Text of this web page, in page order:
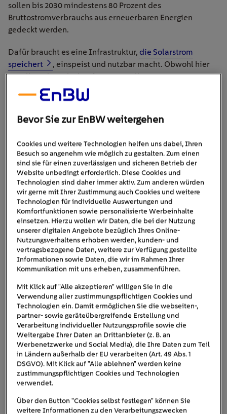
sollen bis 2030 mindestens 80 Prozent des
Bruttostromverbrauchs aus erneuerbaren Energien
gedeckt werden.
Dafür braucht es eine Infrastruktur, die Solarstrom
speichert
, einspeist und nutzbar macht. Obwohl hier
vor allem die Politik gefragt ist, stellen
Energieunternehmen wie EnBW die Weichen, um
Solarenergie günstig und effizient zur Verfügung zu
konstante Strompreise und umweltfreundliche Energie verlassen.
Wie funktioniert die Solaranlagen-Miete?
WerSolarenergie nutzenwill, kann Solaranlagen kaufen
oder Photovoltaik zur Miete beziehen.Ein Vorteil: Bei der
Solaranlagenmiete fallen für Sie keine großen
Anschaffungskosten wie beim Kauf einer Photovoltaik-
Anlage an. Sie schließen einen Mietvertrag mit einem
Anbieter ab und zahlen eine für etwa 15 bis 20 Jahre
monatliche Miete. Darin sind meistens die Kosten für
Bevor Sie zur EnBW weitergehen
Cookies und weitere Technologien helfen uns dabei, Ihren
Besuch so angenehm wie möglich zu gestalten. Zum einen
sind sie für einen zuverlässigen und sicheren Betrieb der
Website unbedingt erforderlich. Diese Cookies und
Technologien sind daher immer aktiv. Zum anderen würden
wir gerne mit Ihrer Zustimmung auch Cookies und weitere
Technologien für individuelle Auswertungen und
Komfortfunktionen sowie personalisierte Werbeinhalte
einsetzen. Hierzu wollen wir Daten, die bei der Nutzung
unserer digitalen Angebote bezüglich Ihres Online-
Nutzungsverhaltens erhoben werden, kunden- und
vertragsbezogene Daten, weitere zur Verfügung gestellte
Informationen sowie Daten, die wir im Rahmen Ihrer
Kommunikation mit uns erheben, zusammenführen.
Mit Klick auf "Alle akzeptieren" willigen Sie in die
Verwendung aller zustimmungspflichtigen Cookies und
Technologien ein. Damit ermöglichen Sie die webseiten-,
partner- sowie geräteübergreifende Erstellung und
Verarbeitung individueller Nutzungsprofile sowie die
Weitergabe Ihrer Daten an Drittanbieter (z. B. an
Werbenetzwerke und Social Media), die Ihre Daten zum Teil
in Ländern außerhalb der EU verarbeiten (Art. 49 Abs. 1
DSGVO). Mit Klick auf "Alle ablehnen" werden keine
zustimmungspflichtigen Cookies und Technologien
verwendet.
Über den Button "Cookies selbst festlegen" können Sie
weitere Informationen zu den Verarbeitungszwecken